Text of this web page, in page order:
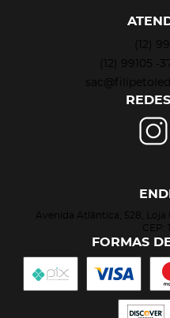
(12)
(12)
99105 -
Avenida Atlântica, 528, Loja
CEP:
FORMAS